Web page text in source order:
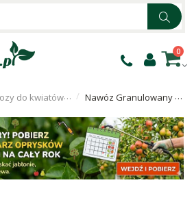
0
kwiatów ogrodowych i krzewów Nawóz Granulowany Do Kwitnących 1kg Target